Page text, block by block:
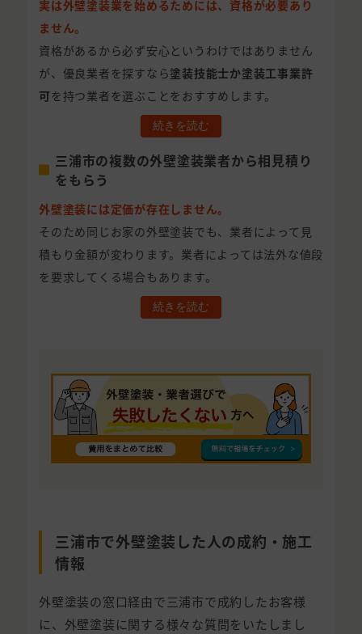
実は外壁塗装業を始めるためには、資格が必要あり
ません。
資格があるから必ず安心というわけではありません
が、優良業者を探すなら塗装技能士か塗装工事業許
可 を持つ業者を選ぶことをおすすめします。
続きを読む
三浦市の複数の外壁塗装業者から相見積り
をもらう
外壁塗装には定価が存在しません。
そのため同じお家の外壁塗装でも、業者によって見
積もり金額が変わります。業者によっては法外な値段
を要求してくる場合もあります。
続きを読む
三浦市で外壁塗装した人の成約・施工
情報
外壁塗装の窓口経由で三浦市で成約したお客様
に、外壁塗装に関する様々な質問をいたしまし